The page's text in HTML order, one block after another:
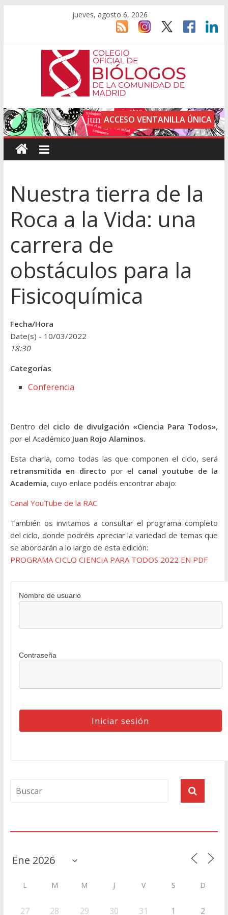
jueves, agosto 6, 2026
ACCESO VENTANILLA ÚNICA
Nuestra tierra de la
Roca a la Vida: una
carrera de
obstáculos para la
Fisicoquímica
Fecha/Hora
Date(s) - 10/03/2022
18:30
Categorías
Conferencia
Dentro del ciclo de divulgación «Ciencia Para Todos»,
por el Académico Juan Rojo Alaminos.
Esta charla, como todas las que componen el ciclo, será
retransmitida en directo por el canal youtube de la
Academia, cuyo enlace podéis encontrar abajo:
Canal YouTube de la RAC
También os invitamos a consultar el programa completo
del ciclo, donde podréis apreciar la variedad de temas que
se abordarán a lo largo de esta edición:
PROGRAMA CICLO CIENCIA PARA TODOS 2022 EN PDF
Nombre de usuario
Contraseña
L M M J V S D
27 28 29 30 31 1 2